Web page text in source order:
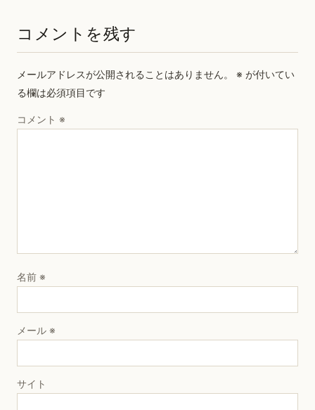
コメントを残す
メールアドレスが公開されることはありません。 ※ が付いてい
る欄は必須項目です
コメント ※
名前 ※
メール ※
サイト